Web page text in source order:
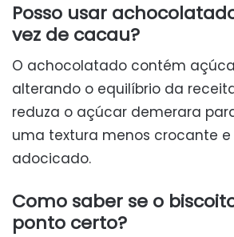
Posso usar
vez de cacau?
O achocolatado contém
alterando o equilíbrio da
reduza o açúcar demerara
uma textura menos crocante e
adocicado.
Como saber se o
ponto certo?